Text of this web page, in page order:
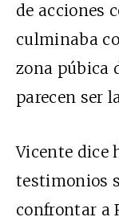
de acciones
culminaba
zona púbica
parecen ser
Vicente dice
testimonios
confrontar a